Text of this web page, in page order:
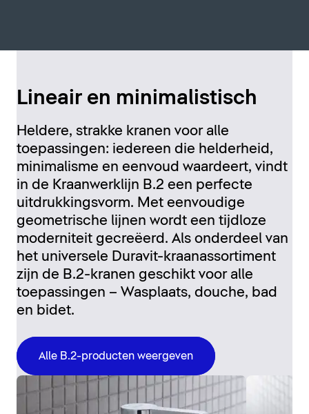
Lineair en minimalistisch
Heldere, strakke kranen voor alle
toepassingen: iedereen die helderheid,
minimalisme en eenvoud waardeert, vindt
in de Kraanwerklijn B.2 een perfecte
uitdrukkingsvorm. Met eenvoudige
geometrische lijnen wordt een tijdloze
moderniteit gecreëerd. Als onderdeel van
het universele Duravit-kraanassortiment
zijn de B.2-kranen geschikt voor alle
toepassingen – Wasplaats, douche, bad
en bidet.
Alle B.2-producten weergeven